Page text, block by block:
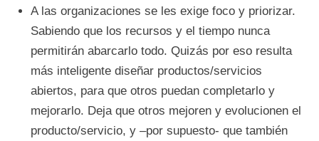
A las organizaciones se les exige foco y priorizar.
Sabiendo que los recursos y el tiempo nunca
permitirán abarcarlo todo. Quizás por eso resulta
más inteligente diseñar productos/servicios
abiertos, para que otros puedan completarlo y
mejorarlo. Deja que otros mejoren y evolucionen el
producto/servicio, y –por supuesto- que también